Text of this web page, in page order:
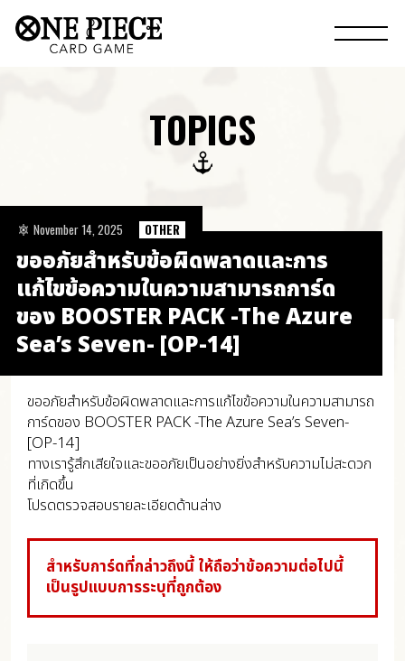
TOPICS
ขออภัยสำหรับข้อผิดพลาดและการ
แก้ไขข้อความในความสามารถการ์ด
ของ BOOSTER PACK -The Azure
Sea’s Seven- [OP-14]
November 14, 2025 OTHER
ขออภัยสำหรับข้อผิดพลาดและการแก้ไขข้อความในความสามารถ
การ์ดของ BOOSTER PACK -The Azure Sea’s Seven-
[OP-14]
ทางเรารู้สึกเสียใจและขออภัยเป็นอย่างยิ่งสำหรับความไม่สะดวก
ที่เกิดขึ้น
โปรดตรวจสอบรายละเอียดด้านล่าง
สำหรับการ์ดที่กล่าวถึงนี้ ให้ถือว่าข้อความต่อไปนี้
เป็นรูปแบบการระบุที่ถูกต้อง